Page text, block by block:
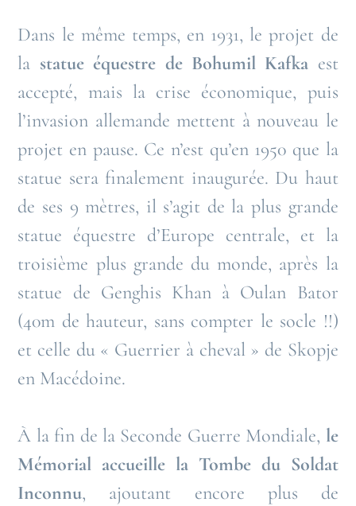
Dans le même temps, en 1931, le projet de
la statue équestre de Bohumil Kafka est
accepté, mais la crise économique, puis
l’invasion allemande mettent à nouveau le
projet en pause. Ce n’est qu’en 1950 que la
statue sera finalement inaugurée. Du haut
de ses 9 mètres, il s’agit de la plus grande
statue équestre d’Europe centrale, et la
troisième plus grande du monde, après la
statue de Genghis Khan à Oulan Bator
(40m de hauteur, sans compter le socle !!)
et celle du « Guerrier à cheval » de Skopje
en Macédoine.
À la fin de la Seconde Guerre Mondiale, le
Mémorial accueille la Tombe du Soldat
Inconnu, ajoutant encore plus de